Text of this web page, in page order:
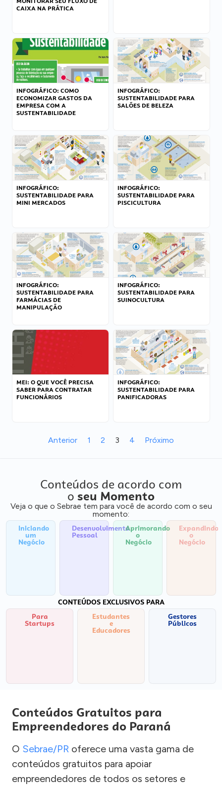
CAIXA NA PRÁTICA
INFOGRÁFICO: COMO
ECONOMIZAR GASTOS DA
EMPRESA COM A
SUSTENTABILIDADE
INFOGRÁFICO:
SUSTENTABILIDADE PARA
SALÕES DE BELEZA
INFOGRÁFICO:
SUSTENTABILIDADE PARA
MINI MERCADOS
INFOGRÁFICO:
SUSTENTABILIDADE PARA
PISCICULTURA
INFOGRÁFICO:
SUSTENTABILIDADE PARA
FARMÁCIAS DE
MANIPULAÇÃO
INFOGRÁFICO:
SUSTENTABILIDADE PARA
SUINOCULTURA
MEI: O QUE VOCÊ PRECISA
SABER PARA CONTRATAR
FUNCIONÁRIOS
INFOGRÁFICO:
SUSTENTABILIDADE PARA
PANIFICADORAS
Anterior 1 2 3 4 Próximo
Conteúdos de acordo com
o seu Momento
Veja o que o Sebrae tem para você de acordo com o seu
momento:
Iniciando
um
Negócio
Desenvolvimento
Pessoal
Aprimorando
o
Negócio
Expandindo
o
Negócio
CONTEÚDOS EXCLUSIVOS PARA
Para
Startups
Estudantes
e
Educadores
Gestores
Públicos
Conteúdos Gratuitos para
Empreendedores do Paraná
O Sebrae/PR oferece uma vasta gama de
conteúdos gratuitos para apoiar
empreendedores de todos os setores e